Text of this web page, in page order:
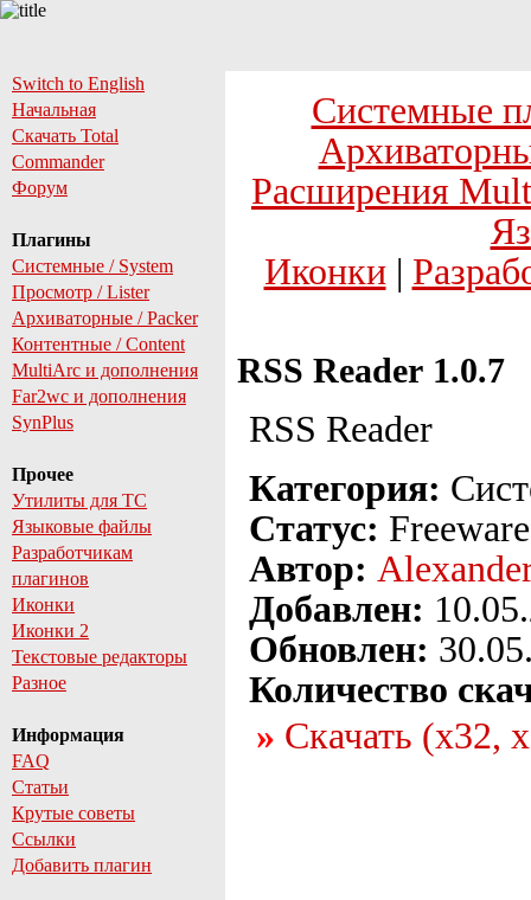
Switch to English
Начальная
Скачать Total
Commander
Форум
Плагины
Системные / System
Просмотр / Lister
Архиваторные / Packer
Контентные / Content
MultiArc и дополнения
Far2wc и дополнения
SynPlus
Прочее
Утилиты для TC
Языковые файлы
Разработчикам
плагинов
Иконки
Иконки 2
Текстовые редакторы
Разное
Информация
FAQ
Статьи
Крутые советы
Ссылки
Добавить плагин
Системные
Расширения
Иконки|
RSS Reader 1.0.7
RSS Reader
Категория:
Статус: Freeware
Автор:
Добавлен:
Обновлен:
Количество
Скачать (x32,